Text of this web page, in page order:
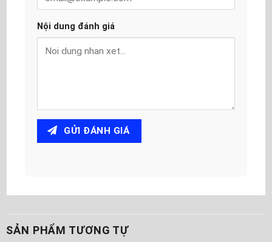
Nội dung đánh giá
GỬI ĐÁNH GIÁ
SẢN PHẨM TƯƠNG TỰ